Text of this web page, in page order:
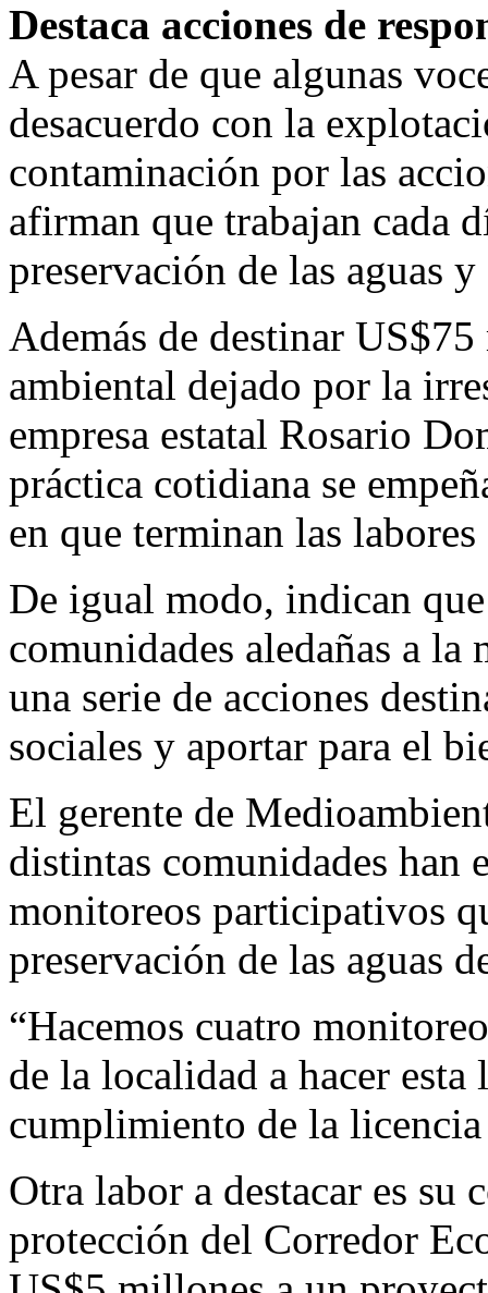
Destaca acciones de
A pesar de que algunas
desacuerdo con la
contaminación por las
afirman que trabajan cada
preservación de las aguas
Además de destinar
ambiental dejado por la
empresa estatal Rosario
práctica cotidiana se
en que terminan las
De igual modo, indican
comunidades aledañas a la
una serie de acciones
sociales y aportar para el
El gerente de
distintas comunidades han
monitoreos participativos
preservación de las aguas
“Hacemos cuatro
de la localidad a hacer
cumplimiento de la
Otra labor a destacar es
protección del Corredor